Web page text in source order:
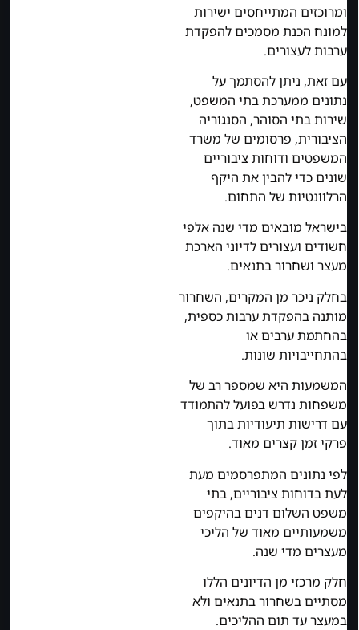
ומרוכזים המתייחסים ישירות
למונח הכנת מסמכים להפקדת
ערבות לעצורים.
עם זאת, ניתן להסתמך על
נתונים ממערכת בתי המשפט,
שירות בתי הסוהר, הסנגוריה
הציבורית, פרסומים של משרד
המשפטים ודוחות ציבוריים
שונים כדי להבין את היקף
הרלוונטיות של התחום.
בישראל מובאים מדי שנה אלפי
חשודים ועצורים לדיוני הארכת
מעצר ושחרור בתנאים.
בחלק ניכר מן המקרים, השחרור
מותנה בהפקדת ערבות כספית,
בהחתמת ערבים או
בהתחייבויות שונות.
המשמעות היא שמספר רב של
משפחות נדרש בפועל להתמודד
עם דרישות תיעודיות בתוך
פרקי זמן קצרים מאוד.
לפי נתונים המתפרסמים מעת
לעת בדוחות ציבוריים, בתי
משפט השלום דנים בהיקפים
משמעותיים מאוד של הליכי
מעצרים מדי שנה.
חלק מרכזי מן הדיונים הללו
מסתיים בשחרור בתנאים ולא
במעצר עד תום ההליכים.